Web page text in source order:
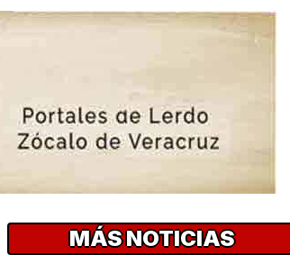
MÁS NOTICIAS